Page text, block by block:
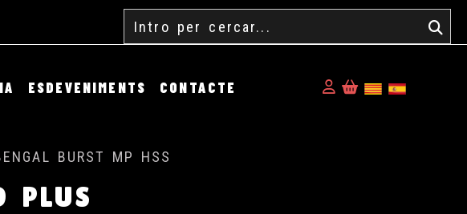
Cercar
ESDEVENIMENTS CONTACTE Identifícat
BURST MP HSS
PLUS